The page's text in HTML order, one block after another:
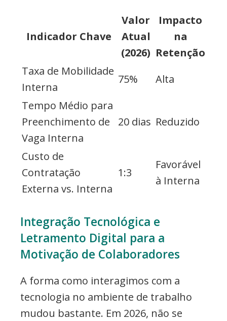
Indicador Chave
Valor
Atual
(2026)
Impacto
na
Retenção
Taxa de Mobilidade
Interna
75%
Alta
Tempo Médio para
Preenchimento de
Vaga Interna
20 dias Reduzido
Custo de
Contratação
Externa vs. Interna
1:3
Favorável
à Interna
Integração Tecnológica e
Letramento Digital para a
Motivação de Colaboradores
A forma como interagimos com a
tecnologia no ambiente de trabalho
mudou bastante. Em 2026, não se